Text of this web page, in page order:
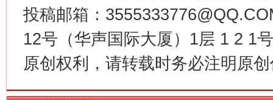
投稿邮箱：
12号（华声国际大厦）1层 1 2 1
原创权利，请转载时务必注明原